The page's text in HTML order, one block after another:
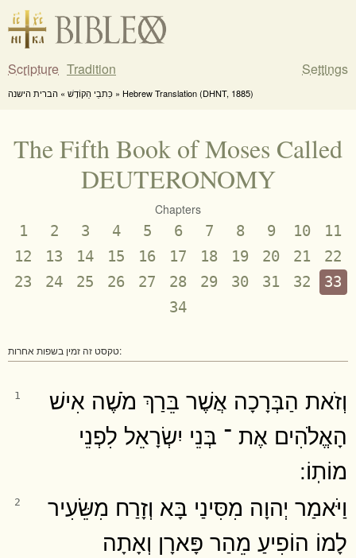
Scripture Tradition Settings
כִּתבֵי הַקוֹדֶשׁ » הברית הישנה » Hebrew Translation (DHNT, 1885)
The Fifth Book of Moses Called
DEUTERONOMY
Chapters
1 2 3 4 5 6 7 8 9 10
11
12
13 14 15 16 17 18 19 20 21
22
23
24 25 26 27 28 29 30 31 32
33
34
טקסט זה זמין בשפות אחרות:
1
וְזֹאת הַבְּרָכָה אֲשֶׁר בֵּרַךְ מֹשֶׁה אִישׁ
הָאֱלֹהִים אֶת ־ בְּנֵי יִשְׂרָאֵל לִפְנֵי
מוֹתֽוֹ ׃
2
וַיֹּאמַר יְהוָה מִסִּינַי בָּא וְזָרַח מִשֵּׂעִיר
לָמוֹ הוֹפִיעַ מֵהַר פָּארָן וְאָתָה